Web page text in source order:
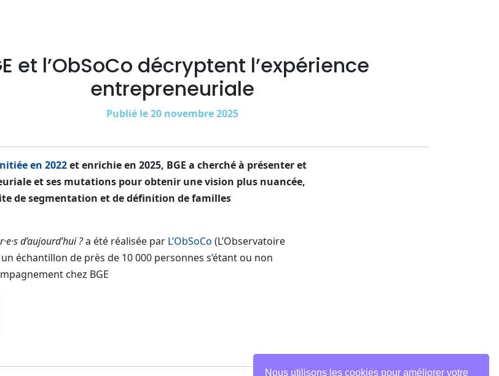
et l’ObSoCo décryptent l’expérience
entrepreneuriale
Publié le 20 novembre 2025
en 2022et enrichie en 2025, BGE a cherché à présenter et
et ses mutations pour obtenir une vision plus nuancée,
de segmentation et de définition de familles
d’aujourd’hui ?a été réalisée par L’ObSoCo (L’Observatoire
échantillon de près de 10 000 personnes s’étant ou non
chez BGE
Nous utilisons les cookies pour améliorer votre